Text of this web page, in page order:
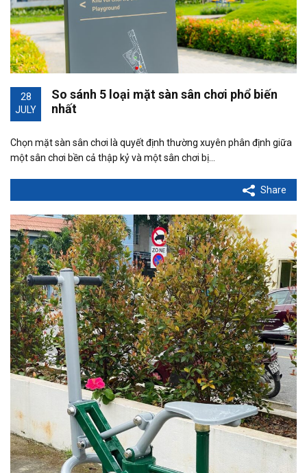
28
JULY
So sánh 5 loại mặt sàn sân chơi phổ biến
nhất
Chọn mặt sàn sân chơi là quyết định thường xuyên phân định giữa
một sân chơi bền cả thập kỷ và một sân chơi bị…
Share